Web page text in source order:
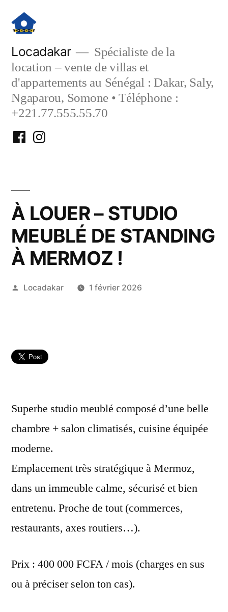
contenu
Locadakar
Spécialiste de la
location – vente de villas et
d'appartements au Sénégal : Dakar, Saly,
Ngaparou, Somone • Téléphone :
+221.77.555.55.70
FacebookInstagram
À LOUER – STUDIO
MEUBLÉ DE STANDING
À MERMOZ !
Publié
Locadakar 1 février 2026
Superbe studio meublé composé d’une belle
chambre + salon climatisés, cuisine équipée
moderne.
Emplacement très stratégique à Mermoz,
dans un immeuble calme, sécurisé et bien
entretenu. Proche de tout (commerces,
restaurants, axes routiers…).
Prix : 400 000 FCFA / mois (charges en sus
ou à préciser selon ton cas).